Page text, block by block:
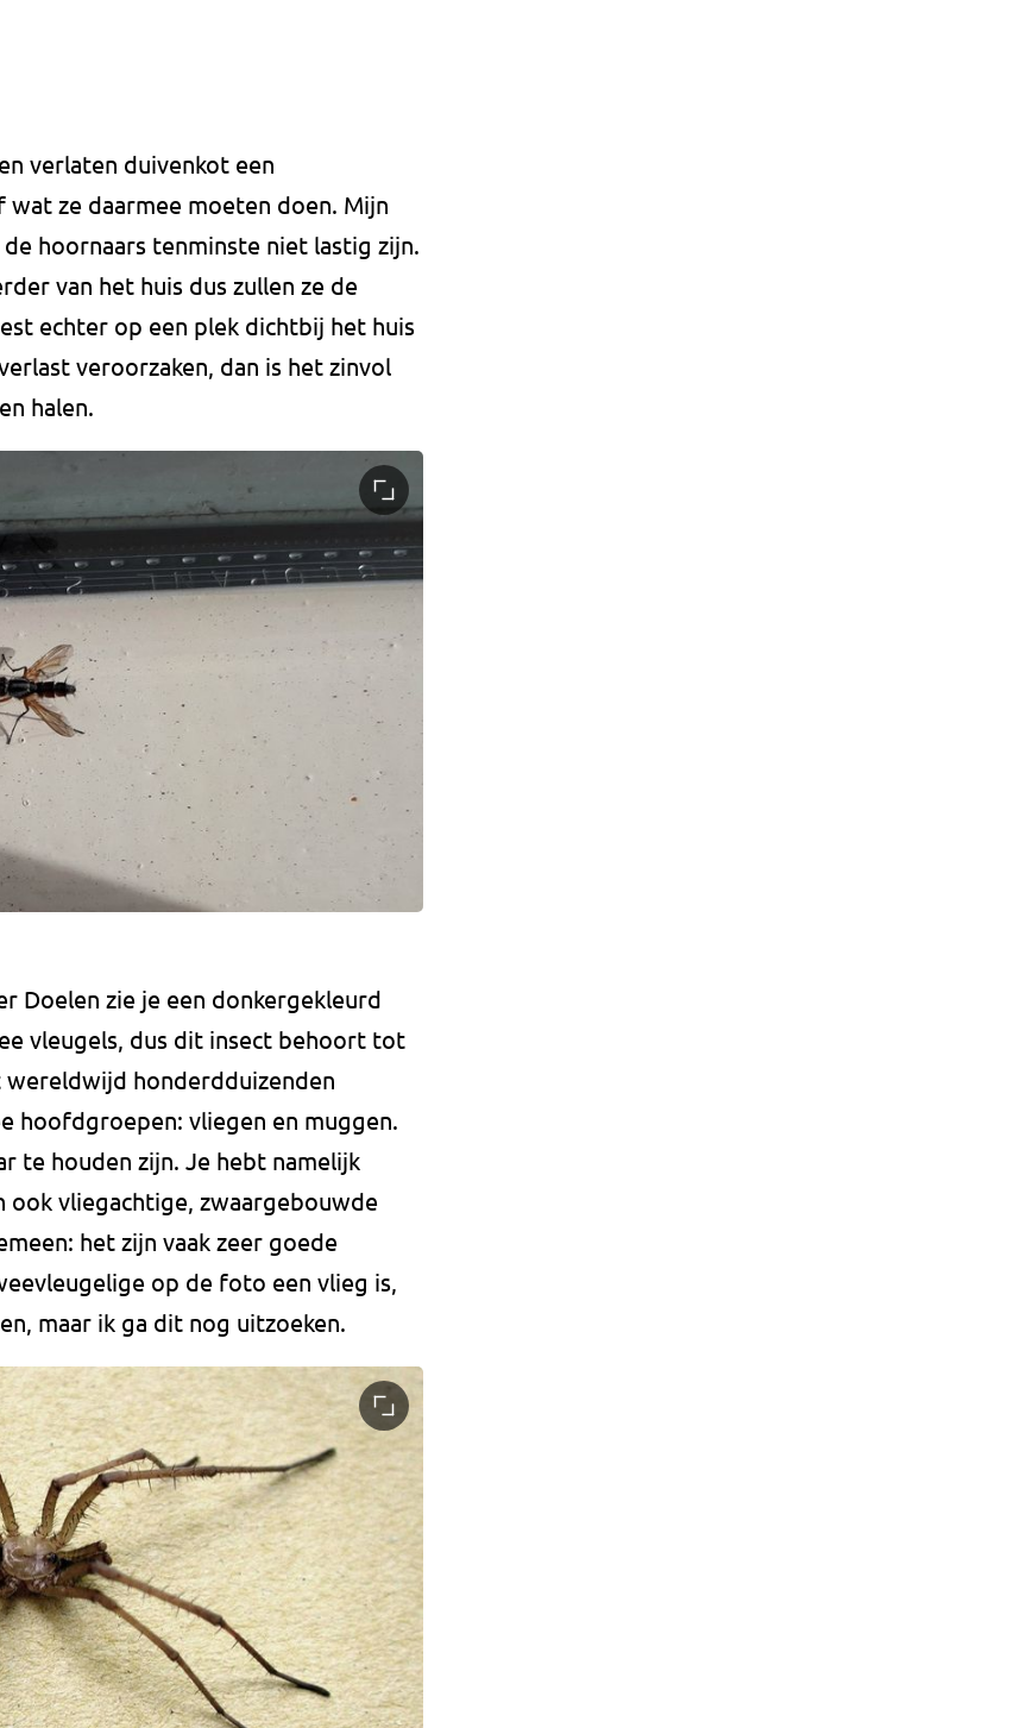
verlaten duivenkot een
ze daarmee moeten doen. Mijn
hoornaars tenminste niet lastig zijn.
van het huis dus zullen ze de
echter op een plek dichtbij het huis
veroorzaken, dan is het zinvol
halen.
Doelen zie je een donkergekleurd
vleugels, dus dit insect behoort tot
honderdduizenden
hoofdgroepen: vliegen en muggen.
te houden zijn. Je hebt namelijk
vliegachtige, zwaargebouwde
het zijn vaak zeer goede
op de foto een vlieg is,
maar ik ga dit nog uitzoeken.